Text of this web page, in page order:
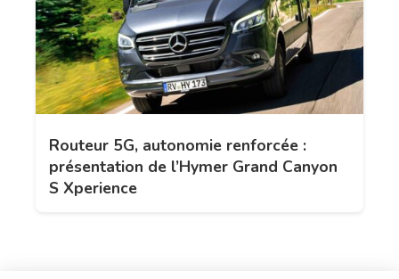
Routeur 5G, autonomie renforcée :
présentation de l’Hymer Grand Canyon
S Xperience